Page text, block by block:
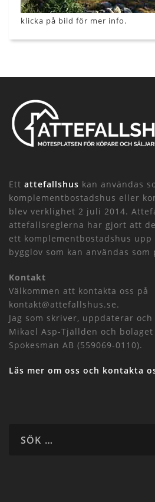
klicka på bild för mer info.
Ett attefallshus kan användas
komplementbostadshus eller
blev verklighet 2 juli 2014.
attefallsreglerna har gjort att
ett komplementbostadshus
bygglov som kan användas
Kontakt
Välkommen att kontakta oss på
kontakt@attefallshus.se.
Jag som skriver, uppdaterar
Mikael Asp-Tjällden och
Spokesman AB (559069-0110).
Läs mer om oss och kontakta